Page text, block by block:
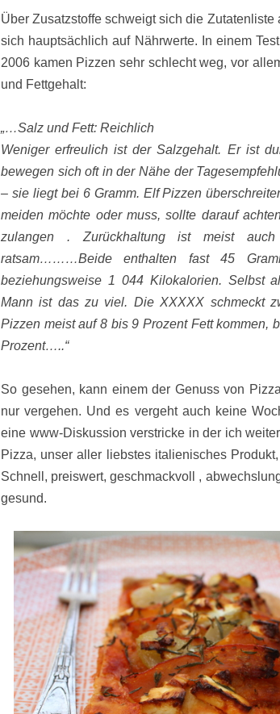
Über Zusatzstoffe schweigt sich die
sich hauptsächlich auf Nährwerte. In einem
2006 kamen Pizzen sehr schlecht weg, vor
und Fettgehalt:
„…Salz und Fett: Reichlich
Weniger erfreulich ist der Salzgehalt. Er ist
bewegen sich oft in der Nähe der
– sie liegt bei 6 Gramm. Elf Pizzen
meiden möchte oder muss, sollte darauf
zulangen . Zurückhaltung ist meist
ratsam………Beide enthalten fast 45
beziehungsweise 1 044 Kilokalorien. Selbst
Mann ist das zu viel. Die XXXXX schmeckt
Pizzen meist auf 8 bis 9 Prozent Fett kommen,
Prozent…..“
So gesehen, kann einem der Genuss von
nur vergehen. Und es vergeht auch keine
eine www-Diskussion verstricke in der ich
Pizza, unser aller liebstes italienisches
Schnell, preiswert, geschmackvoll ,
gesund.